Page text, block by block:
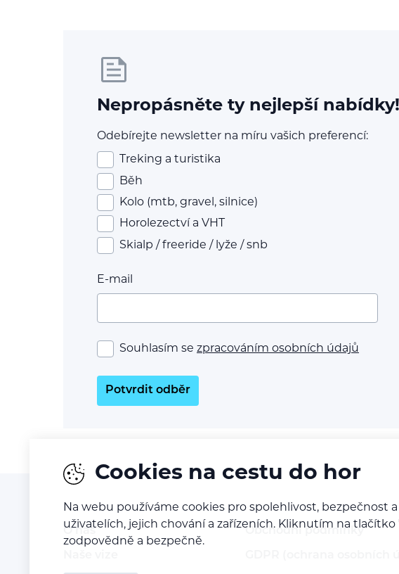
Nepropásněte ty nejlepší nabídky!
Odebírejte newsletter na míru vašich preferencí:
Treking a turistika
Běh
Kolo (mtb, gravel, silnice)
Horolezectví a VHT
Skialp / freeride / lyže / snb
E-mail
Souhlasím se zpracováním osobních údajů
Potvrdit odběr
O nás Obchodní podmínky
Cookies na cestu do hor
Na webu používáme cookies pro spolehlivost,
uživatelích, jejich chování a zařízeních. Kliknutím na
zodpovědně a bezpečně.